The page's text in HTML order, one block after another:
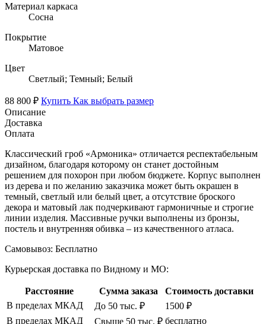
Материал каркаса
Сосна
Покрытие
Матовое
Цвет
Светлый; Темный; Белый
88 800 ₽ Купить Как выбрать размер
Описание
Доставка
Оплата
Классический гроб «Армоника» отличается респектабельным
дизайном, благодаря которому он станет достойным
решением для похорон при любом бюджете. Корпус выполнен
из дерева и по желанию заказчика может быть окрашен в
темный, светлый или белый цвет, а отсутствие броского
декора и матовый лак подчеркивают гармоничные и строгие
линии изделия. Массивные ручки выполнены из бронзы,
постель и внутренняя обивка – из качественного атласа.
Самовывоз: Бесплатно
Курьерская доставка по Видному и МО:
Расстояние Сумма заказа
Стоимость доставки
В пределах МКАД
До 50 тыс. ₽
1500 ₽
В пределах МКАД
Свыше 50 тыс. ₽ бесплатно